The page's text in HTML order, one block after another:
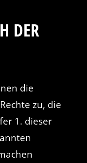
DER
die
zu, die
1. dieser